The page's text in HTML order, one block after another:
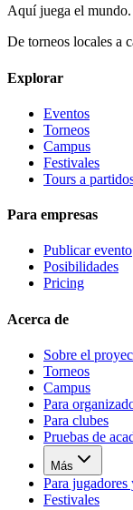
Aquí juega el mundo.
De torneos locales a
Explorar
Eventos
Torneos
Campus
Festivales
Tours a
Para empresas
Publicar evento
Posibilidades
Pricing
Acerca de
Sobre el
Torneos
Campus
Para
Para clubes
Pruebas de
Más
Para jugadores
Festivales